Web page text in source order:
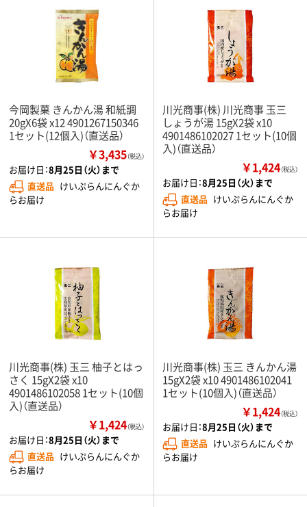
今岡製菓 きんかん湯 和紙調
20gX6袋 x12 4901267150346
1セット(12個入)（直送品）
￥3,435（税込）
お届け日：8月25日（火）まで
直送品 けいぷらんにんぐか
らお届け
川光商事(株) 川光商事 玉三
しょうが湯 15gX2袋 x10
4901486102027 1セット(10個
入)（直送品）
￥1,424（税込）
お届け日：8月25日（火）まで
直送品 けいぷらんにんぐか
らお届け
川光商事(株) 玉三 柚子とはっ
さく 15gX2袋 x10
4901486102058 1セット(10個
入)（直送品）
￥1,424（税込）
お届け日：8月25日（火）まで
直送品 けいぷらんにんぐか
らお届け
川光商事(株) 玉三 きんかん湯
15gX2袋 x10 4901486102041
1セット(10個入)（直送品）
￥1,424（税込）
お届け日：8月25日（火）まで
直送品 けいぷらんにんぐか
らお届け